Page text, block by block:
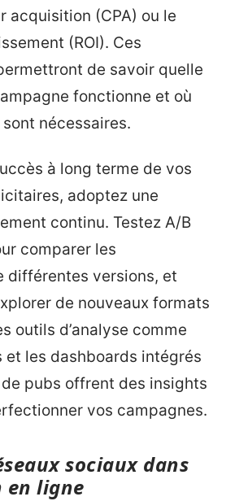
acquisition (CPA) ou le
(ROI). Ces
de savoir quelle
fonctionne et où
nécessaires.
à long terme de vos
adoptez une
continu. Testez A/B
comparer les
différentes versions, et
de nouveaux formats
outils d’analyse comme
et les dashboards intégrés
pubs offrent des insights
vos campagnes.
sociaux dans
ligne